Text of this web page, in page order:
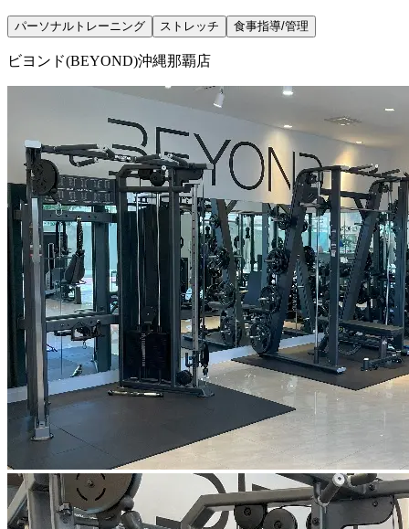
パーソナルトレーニング ストレッチ 食事指導/管理
ビヨンド(BEYOND)沖縄那覇店